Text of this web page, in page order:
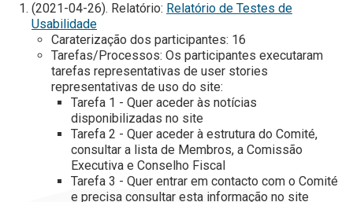
(2021-04-26). Relatório: Relatório de Testes de
Usabilidade
Caraterização dos participantes: 16
Tarefas/Processos: Os participantes executaram
tarefas representativas de user stories
representativas de uso do site:
Tarefa 1 - Quer aceder às notícias
disponibilizadas no site
Tarefa 2 - Quer aceder à estrutura do Comité,
consultar a lista de Membros, a Comissão
Executiva e Conselho Fiscal
Tarefa 3 - Quer entrar em contacto com o Comité
e precisa consultar esta informação no site